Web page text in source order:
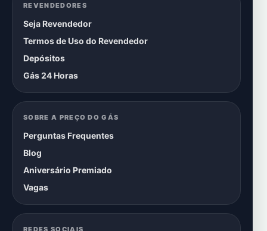
REVENDEDORES
Seja Revendedor
Termos de Uso do Revendedor
Depósitos
Gás 24 Horas
SOBRE A PREÇO DO GÁS
Perguntas Frequentes
Blog
Aniversário Premiado
Vagas
REDES SOCIAIS